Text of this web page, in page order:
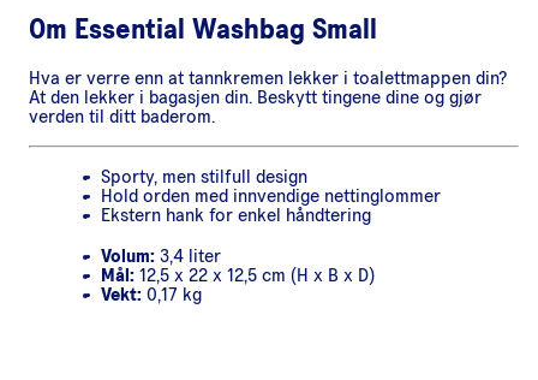
Om Essential Washbag Small
Hva er verre enn at tannkremen lekker i toalettmappen din?
At den lekker i bagasjen din. Beskytt tingene dine og gjør
verden til ditt baderom.
Sporty, men stilfull design
Hold orden med innvendige nettinglommer
Ekstern hank for enkel håndtering
Volum: 3,4 liter
Mål: 12,5 x 22 x 12,5 cm (H x B x D)
Vekt: 0,17 kg